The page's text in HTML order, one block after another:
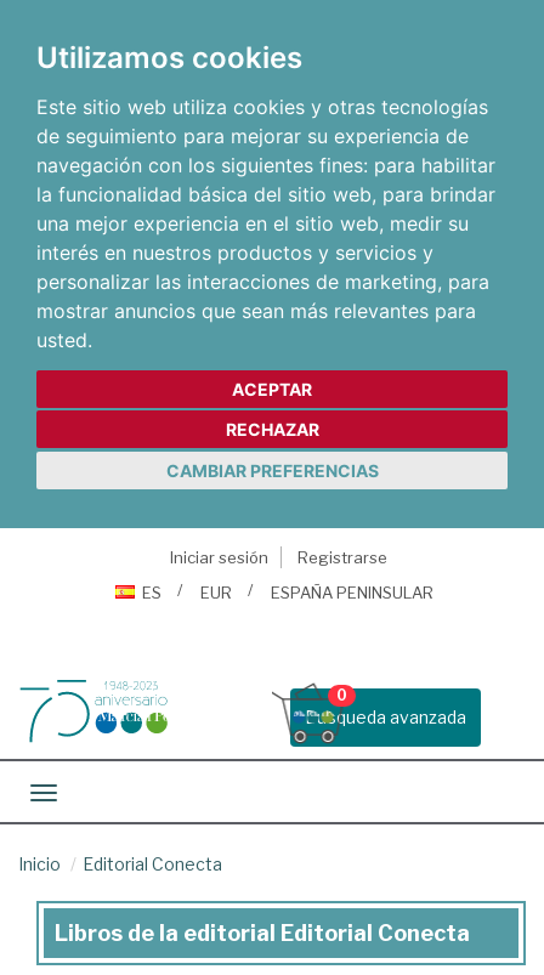
Utilizamos cookies
Este sitio web utiliza cookies y otras tecnologías
de seguimiento para mejorar su experiencia de
navegación con los siguientes fines: para habilitar
la funcionalidad básica del sitio web, para brindar
una mejor experiencia en el sitio web, medir su
interés en nuestros productos y servicios y
personalizar las interacciones de marketing, para
mostrar anuncios que sean más relevantes para
usted.
ACEPTAR
RECHAZAR
CAMBIAR PREFERENCIAS
Iniciar sesión
Registrarse
ES
EUR ESPAÑA PENINSULAR
Busqueda avanzada
0
Toggle navigation
Inicio Editorial Conecta
Libros
Libros de la editorial Editorial Conecta